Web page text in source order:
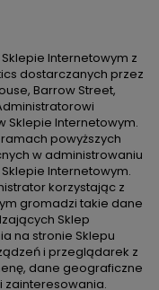
Internetowym z
dostarczanych przez
Barrow Street,
Sklepie Internetowym.
powyższych
w administrowaniu
Internetowym.
korzystając z
gromadzi takie dane
Sklep
na stronie Sklepu
i przeglądarek z
dane geograficzne
zainteresowania.